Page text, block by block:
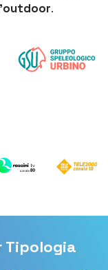
.
Tipologia